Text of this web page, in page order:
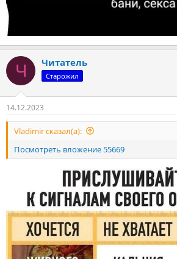
Ч Читатель
Старожил
14.12.2023
Vladimir сказал(а):
Посмотреть вложение 55669